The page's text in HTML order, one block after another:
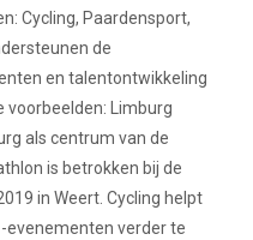
Cycling, Paardensport,
de
en talentontwikkeling
voorbeelden: Limburg
als centrum van de
is betrokken bij de
in Weert. Cycling helpt
evenementen verder te